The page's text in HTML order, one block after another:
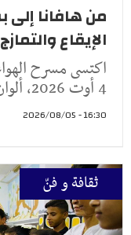
من هافانا
الإيقاع
اكتسى مسرح
4 أوت 2026، ألوان الموسيقى الكوبية، من خلال س
16:30 - 2026/08/05
ثقافة و فنّ